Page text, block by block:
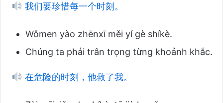
我们要珍惜每一个时刻。
Wǒmen yào zhēnxī měi yí gè shíkè.
Chúng ta phải trân trọng từng khoảnh khắc.
在危险的时刻，他救了我。